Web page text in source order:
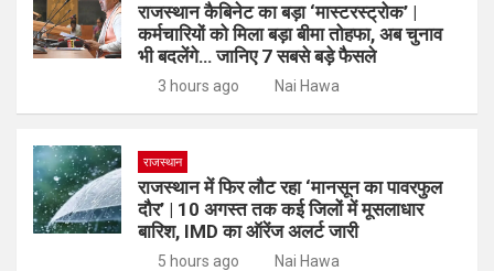
राजस्थान कैबिनेट का बड़ा ‘मास्टरस्ट्रोक’ |
कर्मचारियों को मिला बड़ा बीमा तोहफा, अब चुनाव
भी बदलेंगे… जानिए 7 सबसे बड़े फैसले
3 hours ago Nai Hawa
राजस्थान
राजस्थान में फिर लौट रहा ‘मानसून का पावरफुल
दौर’ | 10 अगस्त तक कई जिलों में मूसलाधार
बारिश, IMD का ऑरेंज अलर्ट जारी
5 hours ago Nai Hawa